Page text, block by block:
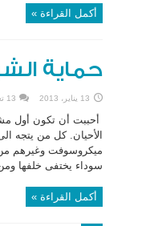
أكمل القراءة »
حماية
13 يناير، 2013 13 تعليقات
أحببت أن تكون أول
الأحيان. كل من يتجه
ميكروسوفت وغيرهم من
سوداء يختفى خلفها
أكمل القراءة »